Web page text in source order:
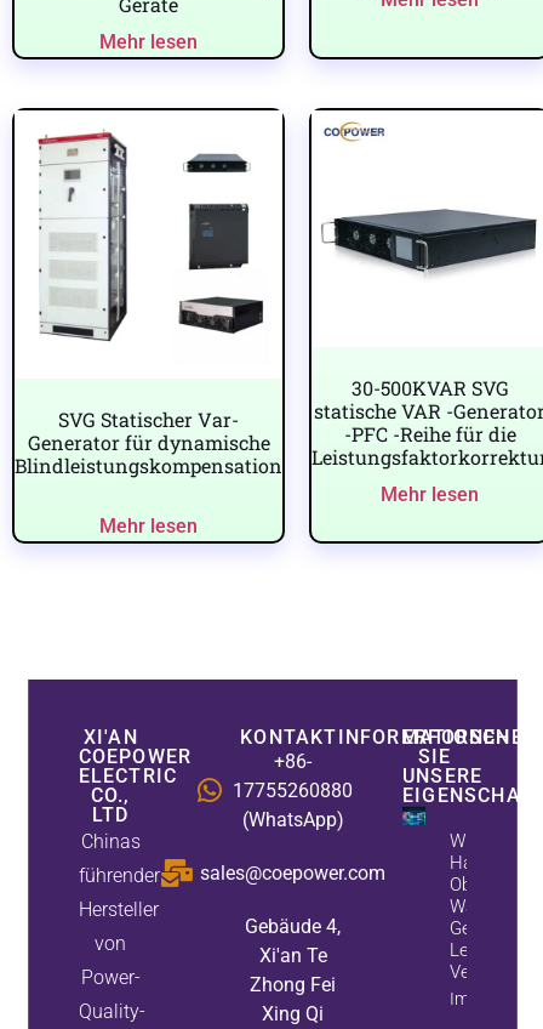
Mehr lesen
SVG Statischer Var-
Generator für dynamische
Blindleistungskompensation
Mehr lesen
30-500KVAR SVG
statische VAR -
-PFC -Reihe für die
Mehr lesen
XI'AN
COEPOWER
ELECTRIC
CO.,
LTD
Chinas
führender
Hersteller
von
Power-
Quality-
KONTAKTINFORMATIONEN
+86-
17755260880
(WhatsApp)
sales@coepower.com
Gebäude 4,
Xi'an Te
Zhong Fei
Xing Qi
ERFORSCHEN
SIE
UNSERE
Wie Aktive
Oberwellen
Während
Verbessern